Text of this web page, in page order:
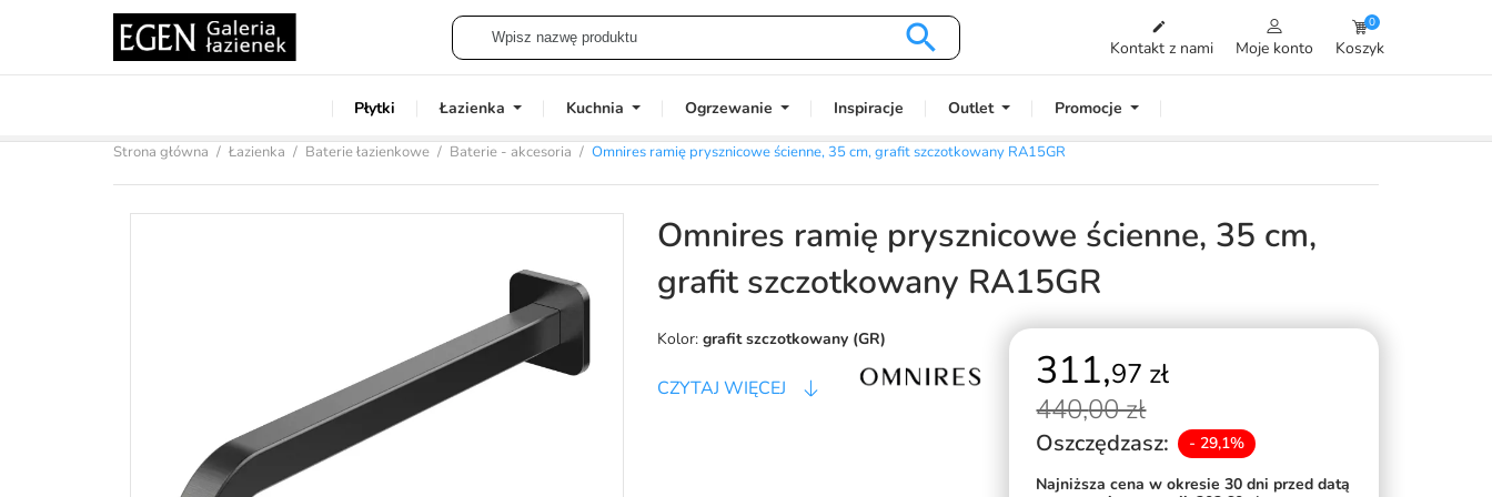
 
Kontakt z nami Moje konto Koszyk
0
Płytki Łazienka Kuchnia Ogrzewanie Inspiracje Outlet Promocje
Strona główna Łazienka Baterie łazienkowe Baterie - akcesoria Omnires ramię prysznicowe ścienne, 35 cm, grafit szczotkowany RA15GR
Omnires ramię prysznicowe ścienne, 35 cm,
grafit szczotkowany RA15GR
Kolor: grafit szczotkowany (GR)
CZYTAJ WIĘCEJ 311,97 zł
440,00 zł
Oszczędzasz:
- 29,1%
Najniższa cena w okresie 30 dni przed datą